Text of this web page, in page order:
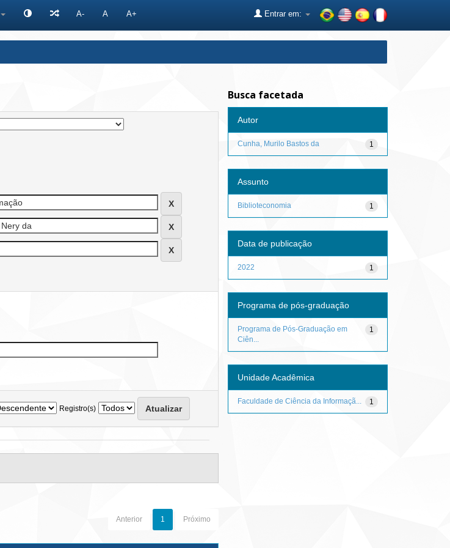
A- A A+ Entrar em:
Registro(s)
Anterior 1 Próximo
Busca facetada
Autor
1
Cunha, Murilo Bastos da
Assunto
1
Biblioteconomia
Data de publicação
1
2022
Programa de pós-graduação
1
Programa de Pós-Graduação em
Ciên...
Unidade Acadêmica
1
Faculdade de Ciência da Informaçã...